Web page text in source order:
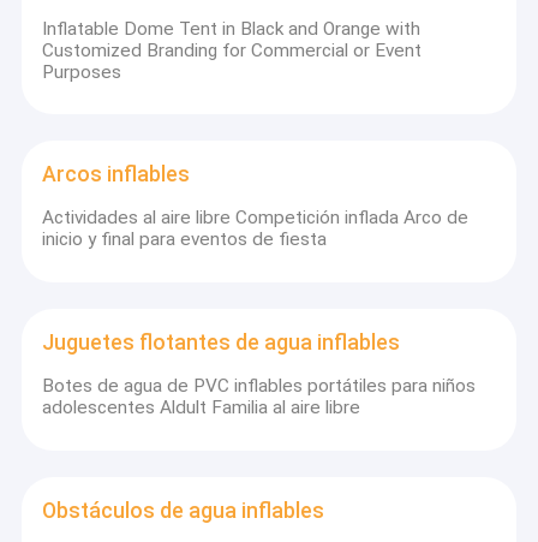
Inflatable Dome Tent in Black and Orange with
Customized Branding for Commercial or Event
Purposes
Arcos inflables
Actividades al aire libre Competición inflada Arco de
inicio y final para eventos de fiesta
Juguetes flotantes de agua inflables
Botes de agua de PVC inflables portátiles para niños
adolescentes Aldult Familia al aire libre
Obstáculos de agua inflables